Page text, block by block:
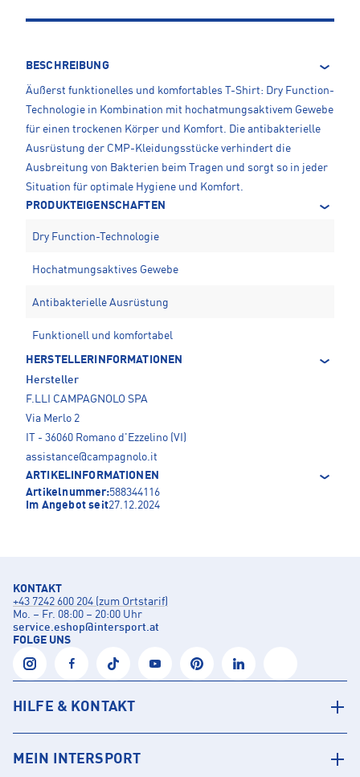
BESCHREIBUNG
Äußerst funktionelles und komfortables T-Shirt: Dry Function-
Technologie in Kombination mit hochatmungsaktivem Gewebe
für einen trockenen Körper und Komfort. Die antibakterielle
Ausrüstung der CMP-Kleidungsstücke verhindert die
Ausbreitung von Bakterien beim Tragen und sorgt so in jeder
Situation für optimale Hygiene und Komfort.
PRODUKTEIGENSCHAFTEN
Dry Function-Technologie
Hochatmungsaktives Gewebe
Antibakterielle Ausrüstung
Funktionell und komfortabel
HERSTELLERINFORMATIONEN
Hersteller
F.LLI CAMPAGNOLO SPA
Via Merlo 2
IT - 36060 Romano d'Ezzelino (VI)
assistance@campagnolo.it
ARTIKELINFORMATIONEN
Artikelnummer:588344116
Im Angebot seit27.12.2024
KONTAKT
+43 7242 600 204 (zum Ortstarif)
Mo. – Fr. 08:00 – 20:00 Uhr
service.eshop@intersport.at
FOLGE UNS
HILFE & KONTAKT
MEIN INTERSPORT